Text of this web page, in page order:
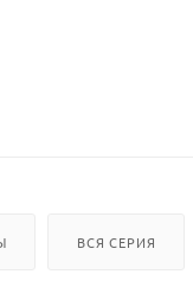
ВСЯ СЕРИЯ